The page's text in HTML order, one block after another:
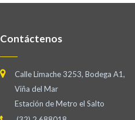
Contáctenos
Calle Limache 3253, Bodega A1,
Viña del Mar
Estación de Metro el Salto